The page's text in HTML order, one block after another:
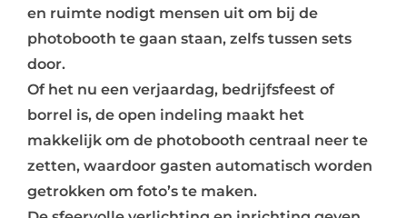
en ruimte nodigt mensen uit om bij de
photobooth te gaan staan, zelfs tussen sets
door.
Of het nu een verjaardag, bedrijfsfeest of
borrel is, de open indeling maakt het
makkelijk om de photobooth centraal neer te
zetten, waardoor gasten automatisch worden
getrokken om foto’s te maken.